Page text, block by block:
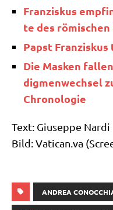
Fran­zis­kus
te des
Papst
Die Mas­ken
dig­men­wech­sel
Chronologie
Text: Giu­sep­pe Nar­di
Bild: Vati​can​.va
ANDREA